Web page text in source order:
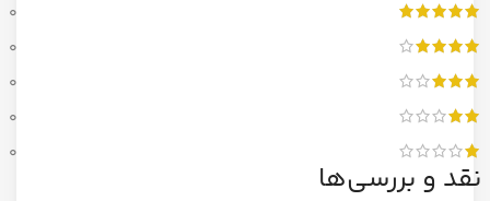
0
0
0
0
0
نقد و بررسی‌ها